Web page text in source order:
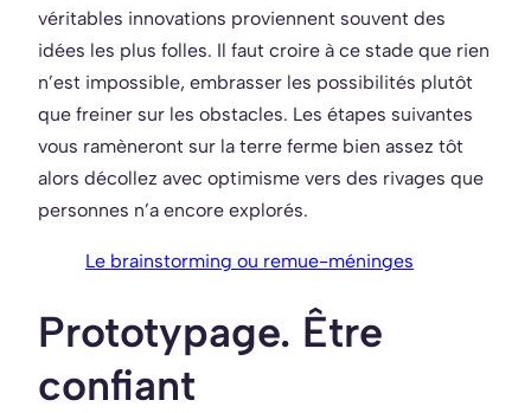
véritables innovations proviennent souvent des
idées les plus folles. Il faut croire à ce stade que rien
n’est impossible, embrasser les possibilités plutôt
que freiner sur les obstacles. Les étapes suivantes
vous ramèneront sur la terre ferme bien assez tôt
alors décollez avec optimisme vers des rivages que
personnes n’a encore explorés.
Le brainstorming ou remue-méninges
Prototypage. Être
confiant